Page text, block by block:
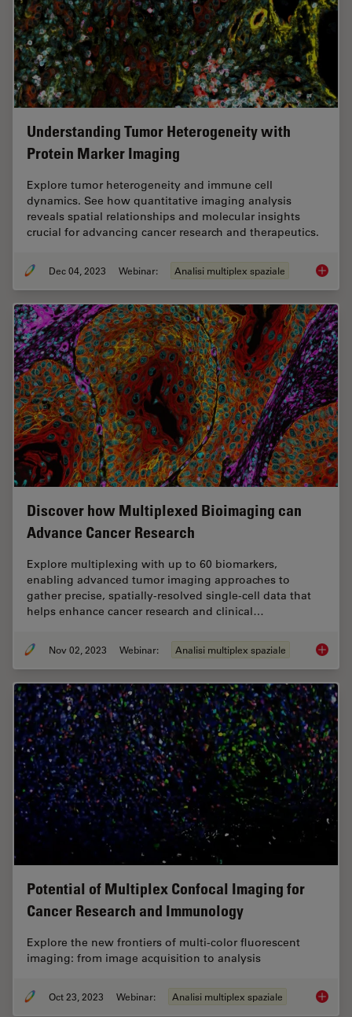
Understanding Tumor Heterogeneity with
Protein Marker Imaging
Explore tumor heterogeneity and immune cell
dynamics. See how quantitative imaging analysis
reveals spatial relationships and molecular insights
crucial for advancing cancer research and therapeutics.
Dec 04, 2023 Webinar: Analisi multiplex spaziale
Discover how Multiplexed Bioimaging can
Advance Cancer Research
Explore multiplexing with up to 60 biomarkers,
enabling advanced tumor imaging approaches to
gather precise, spatially-resolved single-cell data that
helps enhance cancer research and clinical…
Nov 02, 2023 Webinar: Analisi multiplex spaziale
Potential of Multiplex Confocal Imaging for
Cancer Research and Immunology
Explore the new frontiers of multi-color fluorescent
imaging: from image acquisition to analysis
Oct 23, 2023 Webinar: Analisi multiplex spaziale